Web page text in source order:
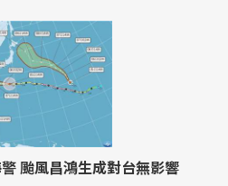
預估7日發布颱風白海豚海警 颱風昌鴻生成對台無影響